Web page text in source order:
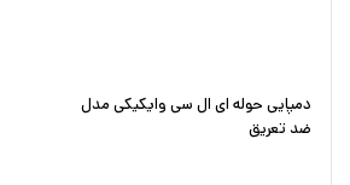
دمپایی حوله ای ال سی وایکیکی مدل
ضد تعریق